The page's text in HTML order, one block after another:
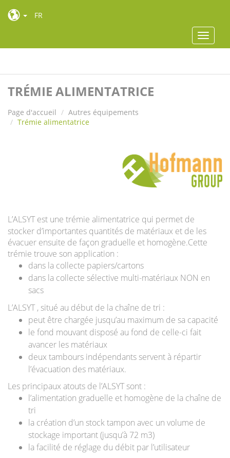
FR
Toggle
TRÉMIE ALIMENTATRICE
Page d'accueil
Autres équipements
Trémie alimentatrice
L’ALSYT est une trémie alimentatrice qui permet de
stocker d’importantes quantités de matériaux et de les
évacuer ensuite de façon graduelle et homogène.Cette
trémie trouve son application :
dans la collecte papiers/cartons
dans la collecte sélective multi-matériaux NON en
sacs
L’ALSYT, situé au début de la chaîne de tri :
peut être chargée jusqu’au maximum de sa capacité
le fond mouvant disposé au fond de celle-ci fait
avancer les matériaux
deux tambours indépendants servent à répartir
l’évacuation des matériaux.
Les principaux atouts de l’ALSYT sont :
l’alimentation graduelle et homogène de la chaîne de
tri
la création d’un stock tampon avec un volume de
stockage important (jusqu’à 72 m3)
la facilité de réglage du débit par l’utilisateur